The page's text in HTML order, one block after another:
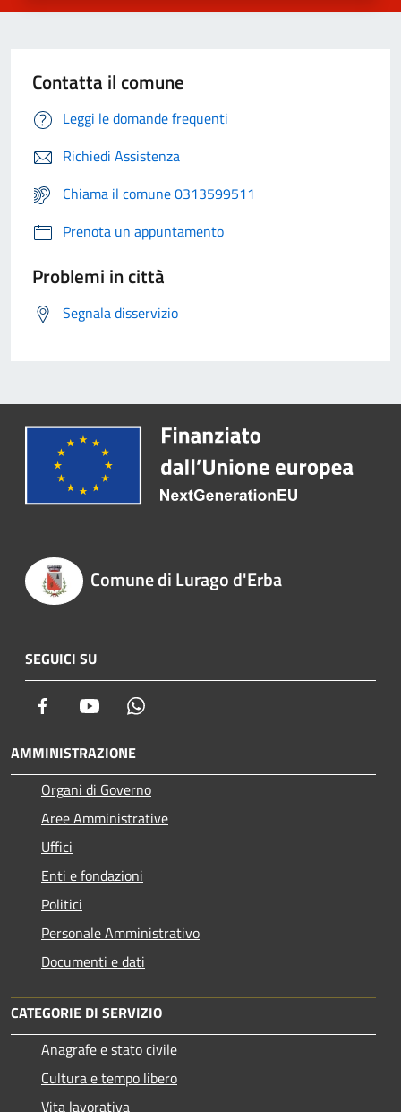
Contatta il comune
Leggi le domande frequenti
Richiedi Assistenza
Chiama il comune 0313599511
Prenota un appuntamento
Problemi in città
Segnala disservizio
Comune di Lurago d'Erba
SEGUICI SU
Facebook Youtube
AMMINISTRAZIONE
Organi di Governo
Aree Amministrative
Uffici
Enti e fondazioni
Politici
Personale Amministrativo
Documenti e dati
CATEGORIE DI SERVIZIO
Anagrafe e stato civile
Cultura e tempo libero
Vita lavorativa